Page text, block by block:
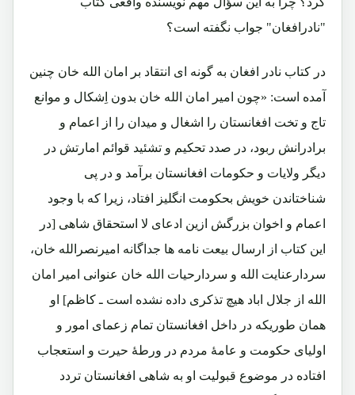
"نادرافغان" جواب نگفته است؟
در کتاب نادر افغان به گونه ای انتقاد بر امان الله خان چنین
آمده است: «چون امیر امان الله خان بدون اِشکال و موانع
تاج و تخت افغانستان را اشغال و میدان را از اعمام و
برادرانش ربود، در صدد تحکیم و تشئید قوائم امارتش در
دیگر ولایات و حکومات افغانستان برآمد و در پی
شناختاندن خویش بحکومت انگلیز افتاد، زیرا که با وجود
اعمام و اخوان بزرگش ازین ادعای لا استحقاق شاهی [در
این کتاب از ارسال بیعت نامه ها جداگانه امیرنصرالله خان،
سردارعنایت الله و سردارحیات الله خان عنوانی امیر امان
الله از جلال اباد هیچ تذکری داده نشده است ـ کاظم] او
همان طوریکه در داخل افغانستان تمام زعمای امور و
اولیای حکومت و عامۀ مردم در ورطۀ حیرت و استعجاب
افتاده در موضوع قبولیت او به شاهی افغانستان تردد